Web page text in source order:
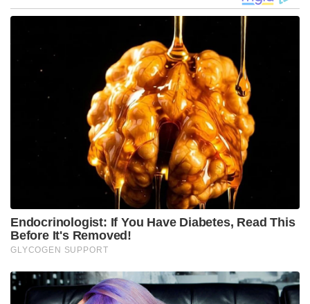
ഈ വർഷം അവസാനം നടക്കുന്ന വാർഷിക
ഉഭയകക്ഷി ഉച്ചകോടിക്കായി ഇന്ത്യ സന്ദർശിക്കാൻ
പ്രധാനമന്ത്രി മോദി റഷ്യൻ പ്രസിഡന്റ് പുടിനെ
ക്ഷണിച്ചിരുന്നു. പുടിൻ ഡിസംബറിൽ ഇന്ത്യ
സന്ദർശിക്കുമെന്ന് ക്രെംലിൻ വിദേശനയ ഉപദേഷ്ടാവ്
യൂറി ഉഷാക്കോവ് വെള്ളിയാഴ്ച സ്ഥിരീകരിച്ചു.
VLADIMIR PUTIN pm modi india russia